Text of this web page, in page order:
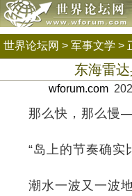
世界论坛网 > 军事文学 >
东海雷达
wforum.com
那么快，那么慢
“岛上的节奏确实
潮水一波又一波地